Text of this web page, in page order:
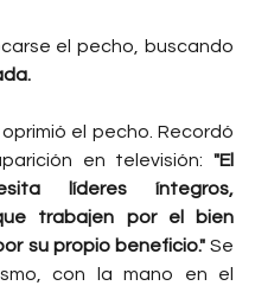
el pecho, buscando
el pecho. Recordó
en televisión: "El
líderes íntegros,
trabajen por el bien
su propio beneficio." Se
con la mano en el